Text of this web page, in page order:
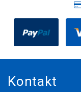
Kontakt